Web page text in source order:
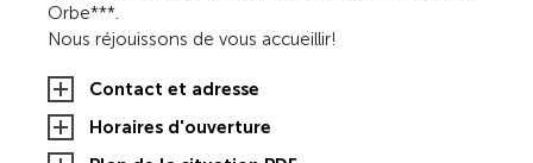
Orbe***.
Nous réjouissons de vous accueillir!
Contact et adresse
Horaires d'ouverture